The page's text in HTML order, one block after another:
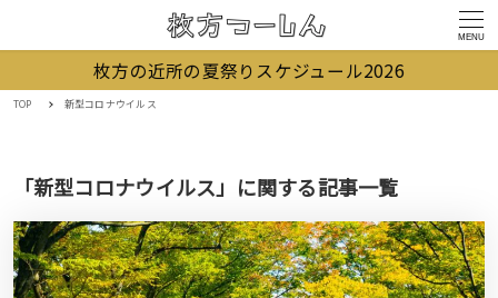
MENU
枚方の近所の夏祭りスケジュール2026
TOP 新型コロナウイルス
「新型コロナウイルス」に関する記事一覧